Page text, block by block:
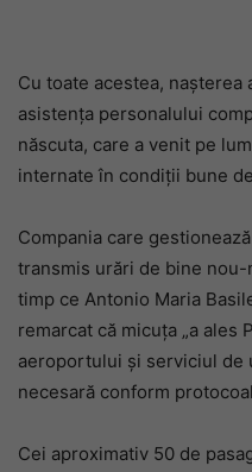
Cu toate acestea, nașterea
asistența personalului
născuta, care a venit pe
internate în condiții bune
Compania care
transmis urări de bine
timp ce Antonio Maria
remarcat că micuța „a ales
aeroportului și serviciul de
necesară conform
Cei aproximativ 50 de